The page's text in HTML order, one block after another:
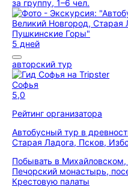
за группу, 1–6 чел.
5 дней
авторский тур
Софья
5,0
Рейтинг организатора
Автобусный тур в
Старая Ладога, Псков,
Побывать в
Печорский монастырь,
Крестовую палаты